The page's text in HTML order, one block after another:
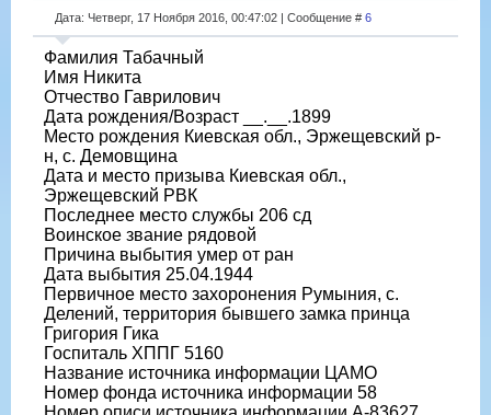
Дата: Четверг, 17 Ноября 2016, 00:47:02 | Сообщение # 6
Фамилия Табачный
Имя Никита
Отчество Гаврилович
Дата рождения/Возраст __.__.1899
Место рождения Киевская обл., Эржещевский р-
н, с. Демовщина
Дата и место призыва Киевская обл.,
Эржещевский РВК
Последнее место службы 206 сд
Воинское звание рядовой
Причина выбытия умер от ран
Дата выбытия 25.04.1944
Первичное место захоронения Румыния, с.
Делений, территория бывшего замка принца
Григория Гика
Госпиталь ХППГ 5160
Название источника информации ЦАМО
Номер фонда источника информации 58